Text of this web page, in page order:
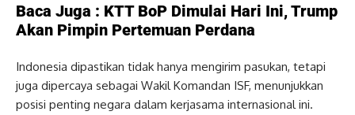
Baca Juga : KTT BoP Dimulai Hari Ini, Trump
Akan Pimpin Pertemuan Perdana
Indonesia dipastikan tidak hanya mengirim pasukan, tetapi
juga dipercaya sebagai Wakil Komandan ISF, menunjukkan
posisi penting negara dalam kerjasama internasional ini.